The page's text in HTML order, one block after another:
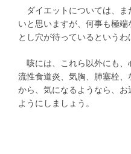
ダイエットについては、ま
いと思いますが、何事も極
とし穴が待っているというわ
咳には、これら以外にも、
流性食道炎、気胸、肺塞栓
から、気になるようなら、
ようにしましょう。